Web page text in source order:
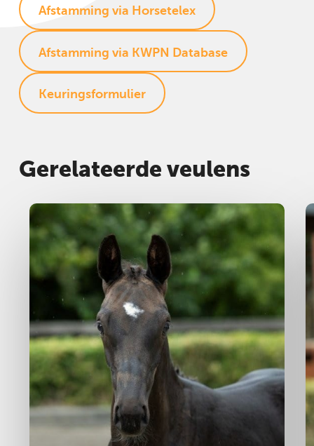
Afstamming via Horsetelex
Afstamming via KWPN Database
Keuringsformulier
Gerelateerde veulens
Merrie